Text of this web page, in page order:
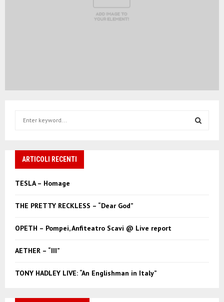
h
o
ARTICOLI RECENTI
TESLA – Homage
THE PRETTY RECKLESS – “Dear God”
OPETH – Pompei, Anfiteatro Scavi @ Live report
AETHER – “III”
TONY HADLEY LIVE: “An Englishman in Italy”